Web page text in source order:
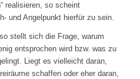
realisieren, so scheint
und Angelpunkt hierfür zu sein.
stellt sich die Frage, warum
entsprochen wird bzw. was zu
Liegt es vielleicht daran,
schaffen oder eher daran,